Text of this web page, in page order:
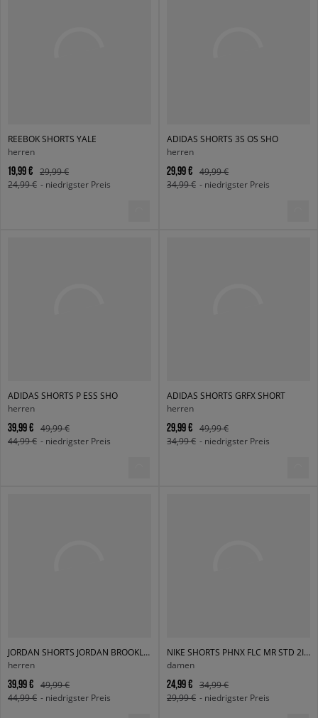
REEBOK SHORTS YALE
herren
19,99 €
29,99 €
24,99 € - niedrigster Preis
ADIDAS SHORTS 3S OS SHO
herren
29,99 €
49,99 €
34,99 € - niedrigster Preis
ADIDAS SHORTS P ESS SHO
herren
39,99 €
49,99 €
44,99 € - niedrigster Preis
ADIDAS SHORTS GRFX SHORT
herren
29,99 €
49,99 €
34,99 € - niedrigster Preis
JORDAN SHORTS JORDAN BROOKLYN FLEECE
herren
39,99 €
49,99 €
44,99 € - niedrigster Preis
NIKE SHORTS PHNX FLC MR STD 2IN SHRT W NSW
damen
24,99 €
34,99 €
29,99 € - niedrigster Preis